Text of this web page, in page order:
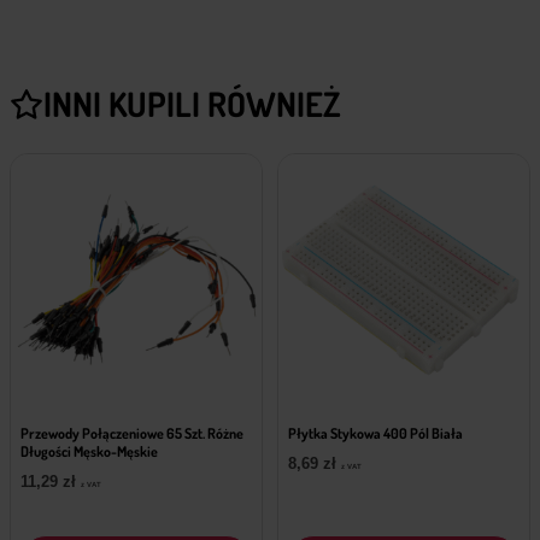
INNI KUPILI RÓWNIEŻ
Przewody Połączeniowe 65 Szt. Różne
Długości Męsko-Męskie
11,29 zł z VAT
Płytka Stykowa 400 Pól Biała
8,69 zł z VAT